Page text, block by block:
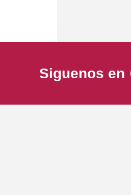
Siguenos en